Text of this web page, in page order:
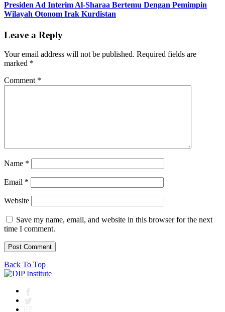
Presiden Ad Interim Al-Sharaa Bertemu Dengan Pemimpin
Wilayah Otonom Irak Kurdistan
Leave a Reply
Your email address will not be published. Required fields are
marked *
Comment *
Name *
Email *
Website
Save my name, email, and website in this browser for the next
time I comment.
Back To Top